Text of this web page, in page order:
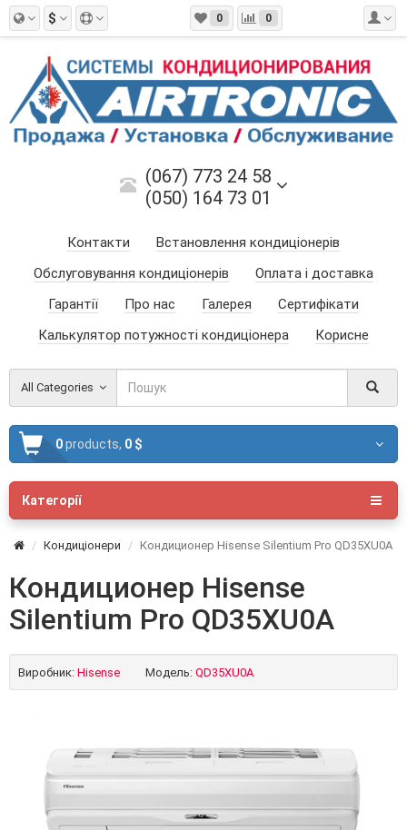
$ 0 0
(067) 773 24 58
(050) 164 73 01
Контакти
Встановлення кондиціонерів
Обслуговування кондиціонерів
Оплата і доставка
Гарантії
Про нас Галерея
Сертифікати
Калькулятор потужності кондиціонера
Корисне
All Categories
0products, 0 $
Категорії
Кондиціонери Кондиционер Hisense Silentium Pro QD35XU0A
Кондиционер Hisense
Silentium Pro QD35XU0A
Виробник: Hisense Модель: QD35XU0A